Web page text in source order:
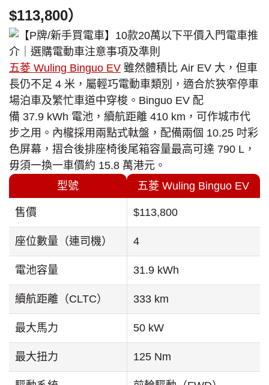
$113,800）
五菱 Wuling Binguo EV 雖然體積比 Air EV 大，但車
長仍不足 4 米，屬輕巧電動車類別，適合於狹窄停車
場泊車及繁忙車道中穿梭。Binguo EV 配
備 37.9 kWh 電池，續航距離 410 km，可作城市代
步之用。內櫳採用兩點式軚盤，配備兩個 10.25 吋彩
色屏幕，摺合後排座椅後尾箱容量最高可達 790 L，
毋須一換一車價約 15.8 萬港元。
型號
五菱 Wuling Binguo EV
售價 $113,800
座位數量（連司機） 4
電池容量 31.9 kWh
續航距離（CLTC） 333 km
最大馬力 50 kW
最大扭力 125 Nm